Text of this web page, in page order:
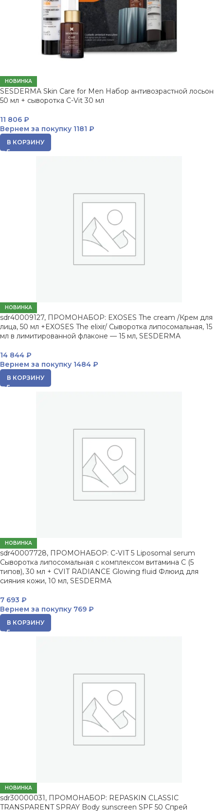
НОВИНКА
SESDERMA Skin Care for Men Набор антивозрастной лосьон
50 мл + сыворотка C-Vit 30 мл
11 806 ₽
Вернем за покупку 1181 ₽
В КОРЗИНУ
НОВИНКА
sdr40009127, ПРОМОНАБОР: EXOSES The cream /Крем для
лица, 50 мл +EXOSES The elixir/ Сыворотка липосомальная, 15
мл в лимитированной флаконе — 15 мл, SESDERMA
14 844 ₽
Вернем за покупку 1484 ₽
В КОРЗИНУ
НОВИНКА
sdr40007728, ПРОМОНАБОР: C-VIT 5 Liposomal serum
Сыворотка липосомальная с комплексом витамина С (5
типов), 30 мл + CVIT RADIANCE Glowing fluid Флюид для
сияния кожи, 10 мл, SESDERMA
7 693 ₽
Вернем за покупку 769 ₽
В КОРЗИНУ
НОВИНКА
sdr30000031, ПРОМОНАБОР: REPASKIN CLASSIC
TRANSPARENT SPRAY Body sunscreen SPF 50 Спрей